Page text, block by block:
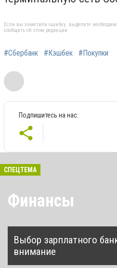
Если вы заметили ошибку, выделите
сообщить об этом редакции
#Сбербанк #Кэшбек #Покупки
Подпишитесь на нас:
СПЕЦТЕМА
Финансы
Выбор зарплатного
внимание